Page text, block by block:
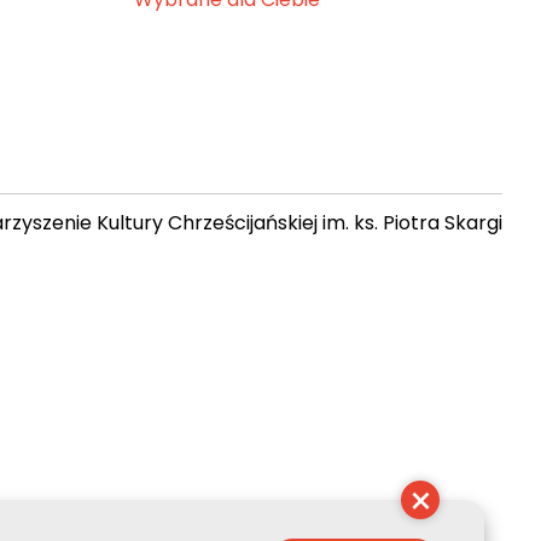
Kultury Chrześcijańskiej im. ks. Piotra Skargi
×